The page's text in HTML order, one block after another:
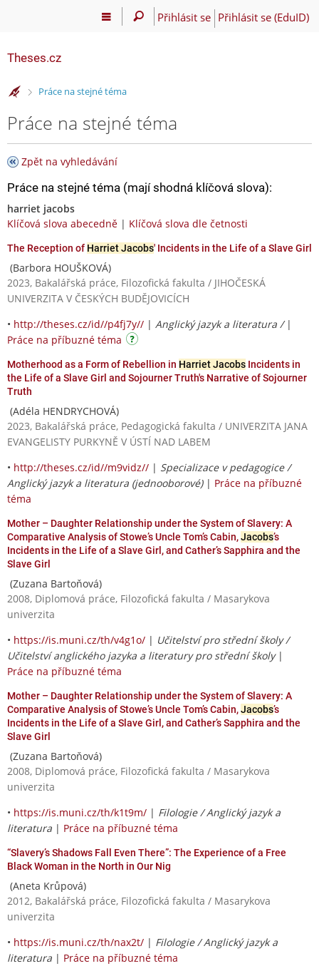
Přihlásit se Přihlásit se (EduID)
Theses.cz
>Práce na stejné téma
Práce na stejné téma
Zpět na vyhledávání
Práce na stejné téma (mají shodná klíčová slova):
harriet jacobs
Klíčová slova abecedně | Klíčová slova dle četnosti
The Reception of Harriet Jacobs' Incidents in the Life of a Slave Girl
(Barbora HOUŠKOVÁ)
2023, Bakalářská práce, Filozofická fakulta / JIHOČESKÁ
UNIVERZITA V ČESKÝCH BUDĚJOVICÍCH
• http://theses.cz/id//p4fj7y// | Anglický jazyk a literatura / |
Práce na příbuzné téma
Motherhood as a Form of Rebellion in Harriet Jacobs Incidents in
the Life of a Slave Girl and Sojourner Truth's Narrative of Sojourner
Truth
(Adéla HENDRYCHOVÁ)
2023, Bakalářská práce, Pedagogická fakulta / UNIVERZITA JANA
EVANGELISTY PURKYNĚ V ÚSTÍ NAD LABEM
• http://theses.cz/id//m9vidz// | Specializace v pedagogice /
Anglický jazyk a literatura (jednooborové)| Práce na příbuzné
téma
Mother – Daughter Relationship under the System of Slavery: A
Comparative Analysis of Stowe’s Uncle Tom’s Cabin,Jacobs’s
Incidents in the Life of a Slave Girl, and Cather’s Sapphira and the
Slave Girl
(Zuzana Bartoňová)
2008, Diplomová práce, Filozofická fakulta / Masarykova
univerzita
• https://is.muni.cz/th/v4g1o/ | Učitelství pro střední školy /
Učitelství anglického jazyka a literatury pro střední školy|
Práce na příbuzné téma
Mother – Daughter Relationship under the System of Slavery: A
Comparative Analysis of Stowe’s Uncle Tom’s Cabin,Jacobs’s
Incidents in the Life of a Slave Girl, and Cather’s Sapphira and the
Slave Girl
(Zuzana Bartoňová)
2008, Diplomová práce, Filozofická fakulta / Masarykova
univerzita
• https://is.muni.cz/th/k1t9m/ | Filologie / Anglický jazyk a
literatura | Práce na příbuzné téma
“Slavery’s Shadows Fall Even There”: The Experience of a Free
Black Woman in the North in Our Nig
(Aneta Krůpová)
2012, Bakalářská práce, Filozofická fakulta / Masarykova
univerzita
• https://is.muni.cz/th/nax2t/ | Filologie / Anglický jazyk a
literatura | Práce na příbuzné téma